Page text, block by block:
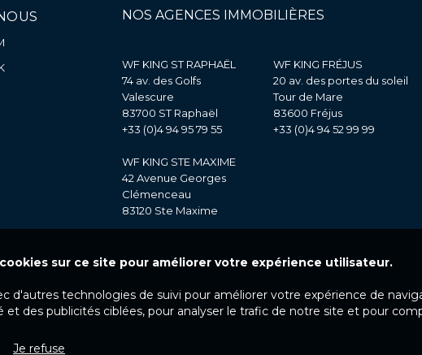
NOS AGENCES IMMOBILIÈRES
WF KING ST RAPHAËL
74 av. des Golfs
Valescure
83700 ST Raphaël
+33 (0)4 94 95 79 55
WF KING FRÉJUS
20 av. des portes du soleil
Tour de Mare
83600 Fréjus
+33 (0)4 94 52 99 99
WF KING STE MAXIME
42 Avenue Georges
Clémenceau
83120 Ste Maxime
sur ce site pour améliorer votre expérience utilisateur.
d'autres technologies de suivi pour améliorer votre expérience de
et des publicités ciblées, pour analyser le trafic de notre site et pour
Je refuse